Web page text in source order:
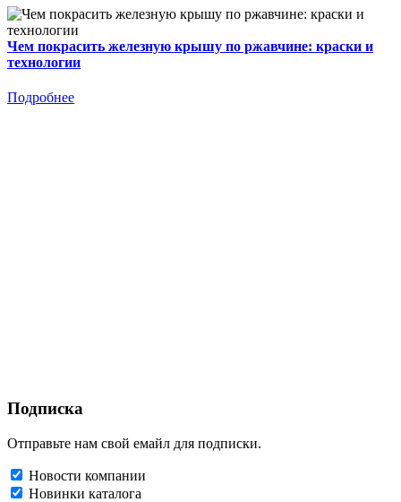
Чем покрасить железную крышу по ржавчине: краски и
технологии
Подробнее
Подписка
Отправьте нам свой емайл для подписки.
Новости компании
Новинки каталога